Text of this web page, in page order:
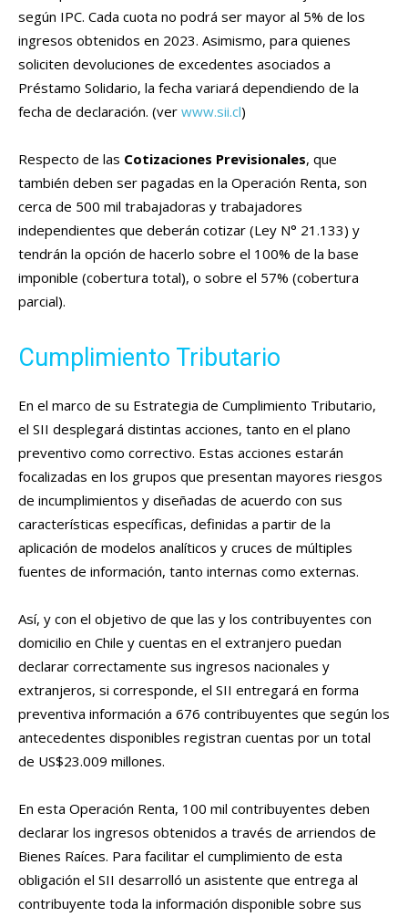
según IPC. Cada cuota no podrá ser mayor al 5% de los
ingresos obtenidos en 2023. Asimismo, para quienes
soliciten devoluciones de excedentes asociados a
Préstamo Solidario, la fecha variará dependiendo de la
fecha de declaración. (ver www.sii.cl)
Respecto de las Cotizaciones Previsionales, que
también deben ser pagadas en la Operación Renta, son
cerca de 500 mil trabajadoras y trabajadores
independientes que deberán cotizar (Ley N° 21.133) y
tendrán la opción de hacerlo sobre el 100% de la base
imponible (cobertura total), o sobre el 57% (cobertura
parcial).
Cumplimiento Tributario
En el marco de su Estrategia de Cumplimiento Tributario,
el SII desplegará distintas acciones, tanto en el plano
preventivo como correctivo. Estas acciones estarán
focalizadas en los grupos que presentan mayores riesgos
de incumplimientos y diseñadas de acuerdo con sus
características específicas, definidas a partir de la
aplicación de modelos analíticos y cruces de múltiples
fuentes de información, tanto internas como externas.
Así, y con el objetivo de que las y los contribuyentes con
domicilio en Chile y cuentas en el extranjero puedan
declarar correctamente sus ingresos nacionales y
extranjeros, si corresponde, el SII entregará en forma
preventiva información a 676 contribuyentes que según los
antecedentes disponibles registran cuentas por un total
de US$23.009 millones.
En esta Operación Renta, 100 mil contribuyentes deben
declarar los ingresos obtenidos a través de arriendos de
Bienes Raíces. Para facilitar el cumplimiento de esta
obligación el SII desarrolló un asistente que entrega al
contribuyente toda la información disponible sobre sus